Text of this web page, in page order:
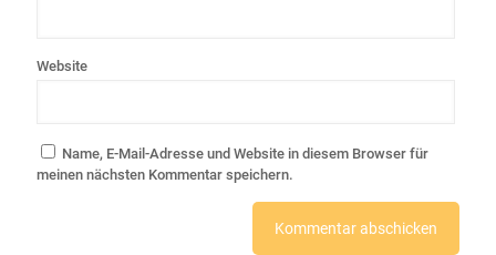
Website
Name, E-Mail-Adresse und Website in diesem Browser für
meinen nächsten Kommentar speichern.